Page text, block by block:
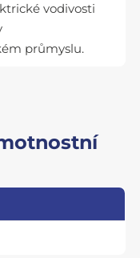
vodivosti
průmyslu.